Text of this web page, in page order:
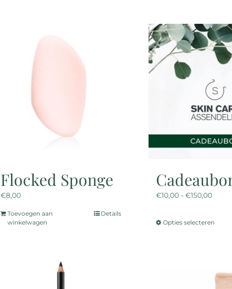
Flocked Sponge
€8,00
Toevoegen aan
winkelwagen
Details
€10,00 - €150,00
tot
Opties selecteren
Deze